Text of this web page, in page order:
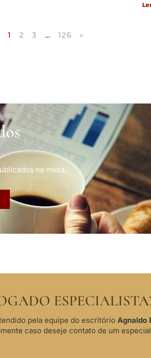
1 2 3 … 126 »
na mídia.
pela equipe do escritório Agnaldo
caso deseje contato de um